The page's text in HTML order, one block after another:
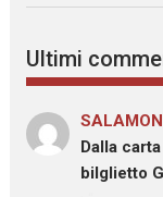
Ultimi
Dalla
bilglietto